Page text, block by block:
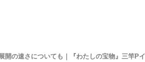
開の速さについても｜『わたしの宝物』三竿Pイ